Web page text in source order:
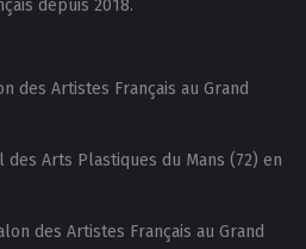
depuis 2018.
des Artistes Français au Grand
des Arts Plastiques du Mans (72) en
des Artistes Français au Grand